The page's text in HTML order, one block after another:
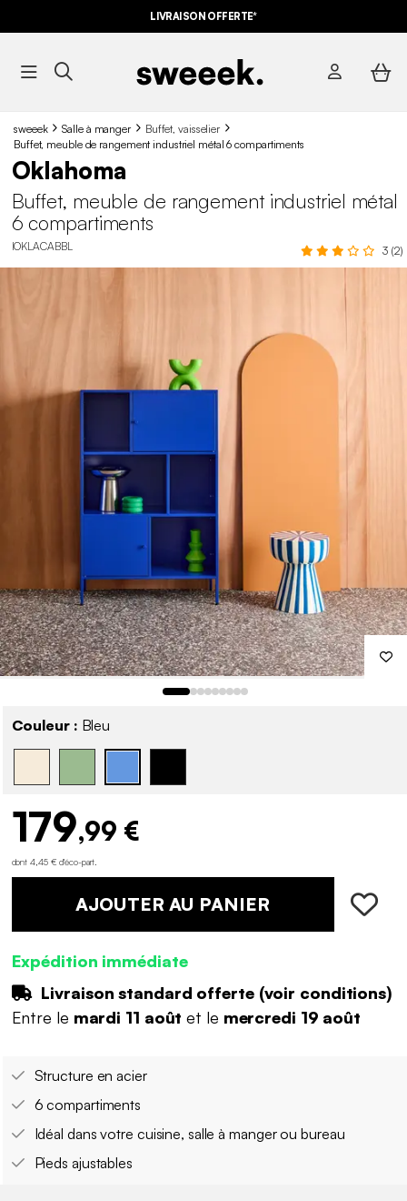
BONS PLANS* AVEC LECODE SUMMER10
LIVRAISON OFFERTE*
sweeek Salle à manger
Buffet, vaisselier
Buffet, meuble de rangement industriel métal 6 compartiments
Oklahoma
Buffet, meuble de rangement industriel métal
6 compartiments
IOKLACABBL 3 (2)
Couleur : Bleu
179,99 €
dont 4,45 € d'éco-part
AJOUTER AU PANIER
Expédition immédiate
Livraison standard offerte (voir conditions)
Entre le mardi 11 août et le mercredi 19 août
Structure en acier
6 compartiments
Idéal dans votre cuisine, salle à manger ou bureau
Pieds ajustables